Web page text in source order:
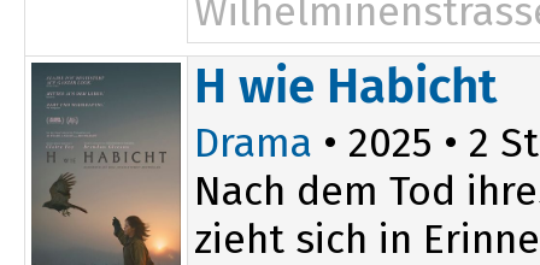
20:15
H wie Habicht
Drama • 2025 • 2
Nach dem Tod
zieht sich in